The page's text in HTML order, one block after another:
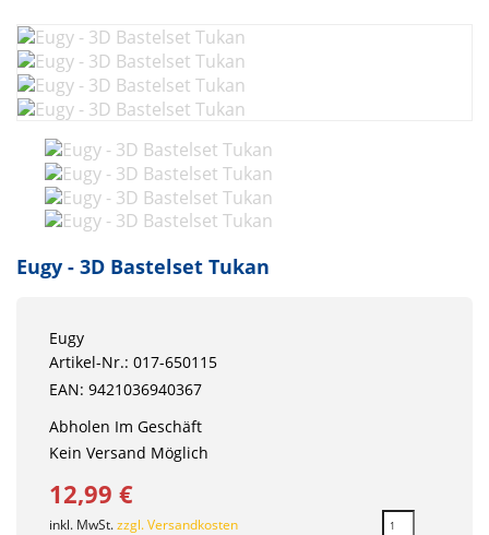
Eugy - 3D Bastelset Tukan
Eugy
Artikel-Nr.: 017-650115
EAN: 9421036940367
Abholen Im Geschäft
Kein Versand Möglich
12,99 €
inkl. MwSt.zzgl. Versandkosten